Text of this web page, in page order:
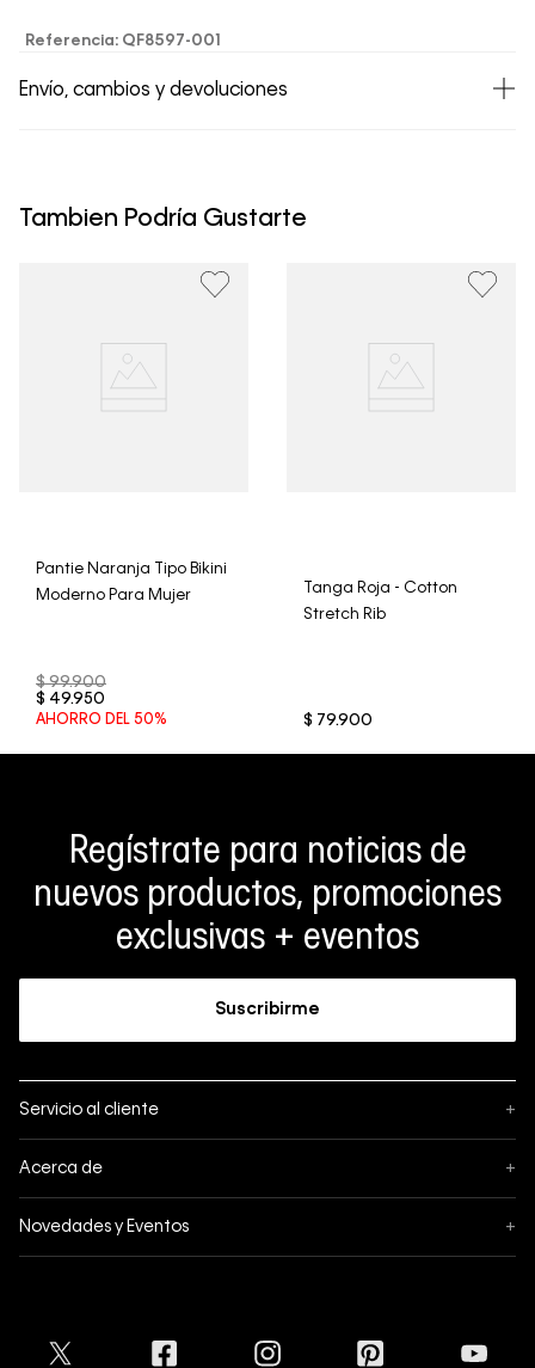
Referencia: QF8597-001
Envío, cambios y devoluciones
un período de 30 días calendario tras la recepción.
clientes, no aceptamos devoluciones en ropa interior y
Tambien Podría Gustarte
Pantie Naranja Tipo Bikini
Moderno Para Mujer
$ 99.900
$ 49.950
AHORRO DEL 50%
Tanga Roja - Cotton
Stretch Rib
$ 79.900
Regístrate para noticias de
nuevos productos, promociones
exclusivas + eventos
Suscribirme
Servicio al cliente +
Mis pedidos
Formas de pago
Envíos
Acerca de +
Política de privacidad
Novedades y Eventos +
Cyber Lunes